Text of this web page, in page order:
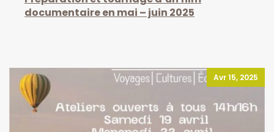
documentaire en mai – juin 2025
Avr 15, 2025